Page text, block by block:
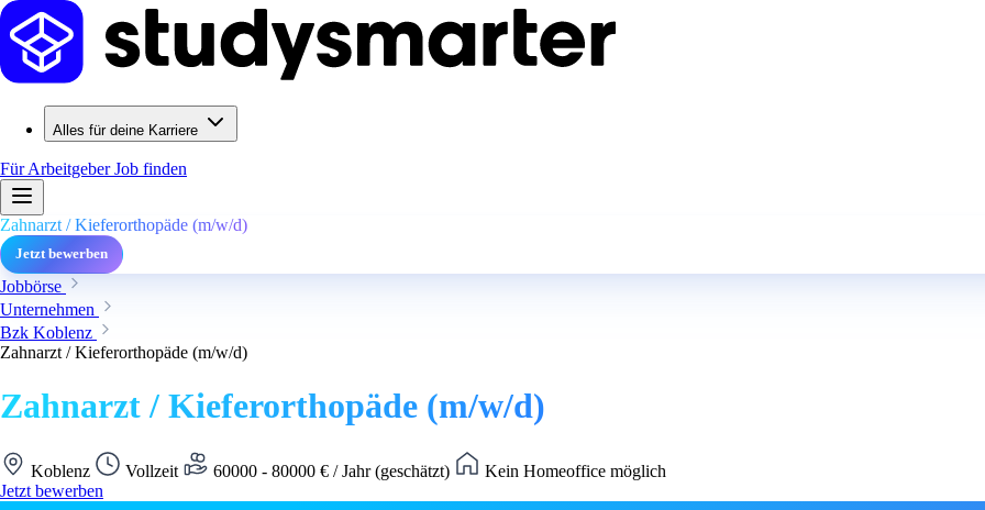
Alles für deine Karriere
Für ArbeitgeberJob finden
Zahnarzt / Kieferorthopäde (m/w/d)
Jetzt bewerben
Jobbörse
Unternehmen
Bzk Koblenz
Zahnarzt / Kieferorthopäde (m/w/d)
Zahnarzt / Kieferorthopäde (m/w/d)
Koblenz Vollzeit 60000 - 80000 € / Jahr (geschätzt)
Kein Homeoffice möglich
Jetzt bewerben